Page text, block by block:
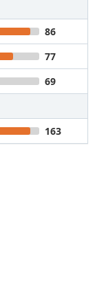
86
77
69
163